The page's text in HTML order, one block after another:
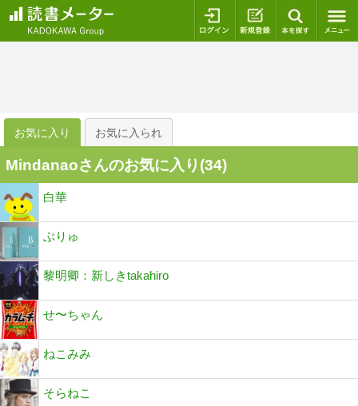
ログイン 新規登録
お気に入り お気に入られ
Mindanaoさんのお気に入り(34)
白華
ぶりゅ
黎明卿：新しきtakahiro
せ〜ちゃん
ねこみみ
そらねこ